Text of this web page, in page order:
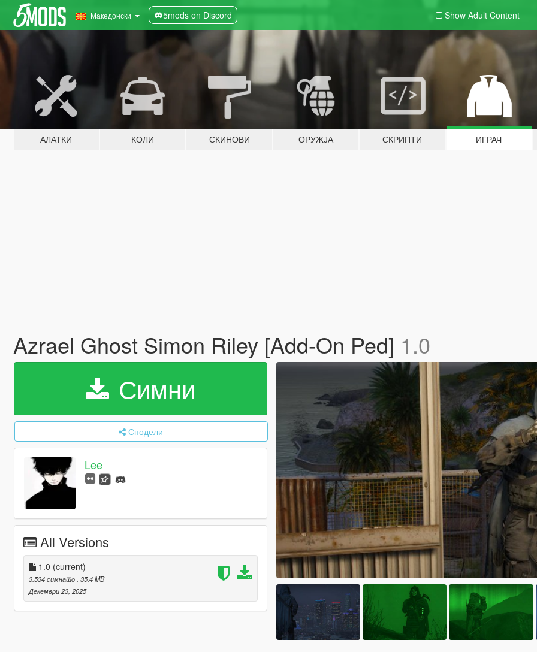
Македонски 5mods on Discord Show Adult Content
АЛАТКИ КОЛИ СКИНОВИ ОРУЖЈА СКРИПТИ ИГРАЧ
Azrael Ghost Simon Riley [Add-On Ped] 1.0
Симни
Сподели
Lee
All Versions
1.0 (current)
3.534 симнато , 35,4 MB
Декември 23, 2025